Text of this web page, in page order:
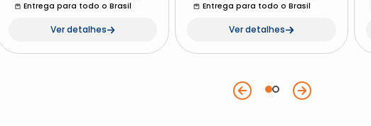
Entrega para todo o Brasil
Ver detalhes
Entrega para todo o Brasil
Ver detalhes